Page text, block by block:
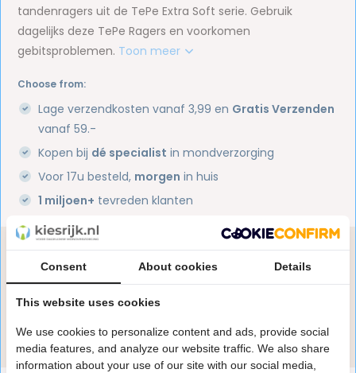
tandenragers uit de TePe Extra Soft serie. Gebruik
dagelijks deze TePe Ragers en voorkomen
gebitsproblemen. Toon meer
Choose from:
Lage verzendkosten vanaf 3,99 en Gratis Verzenden
vanaf 59.-
Kopen bij dé specialist in mondverzorging
Voor 17u besteld, morgen in huis
1 miljoen+ tevreden klanten
Heb je een vraag over dit product?
in de chat of stuur een e-mail.
Stuur e-mail
Consent About cookies Details
This website uses cookies
We use cookies to personalize content and ads, provide social
media features, and analyze our website traffic. We also share
information about your use of our site with our social media,